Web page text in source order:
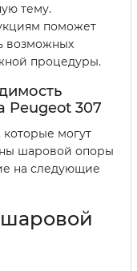
тему.
поможет
возможных
процедуры.
307
которые могут
шаровой опоры
на следующие